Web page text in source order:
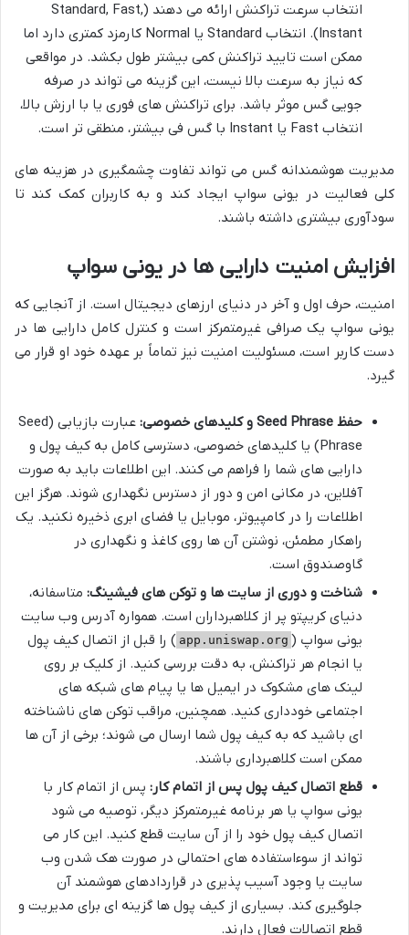
انتخاب سرعت تراکنش ارائه می دهند (Standard, Fast,
Instant). انتخاب Standard یا Normal کارمزد کمتری دارد اما
ممکن است تایید تراکنش کمی بیشتر طول بکشد. در مواقعی
که نیاز به سرعت بالا نیست، این گزینه می تواند در صرفه
جویی گس موثر باشد. برای تراکنش های فوری یا با ارزش بالا،
انتخاب Fast یا Instant با گس فی بیشتر، منطقی تر است.
مدیریت هوشمندانه گس می تواند تفاوت چشمگیری در هزینه های
کلی فعالیت در یونی سواپ ایجاد کند و به کاربران کمک کند تا
سودآوری بیشتری داشته باشند.
افزایش امنیت دارایی ها در یونی سواپ
امنیت، حرف اول و آخر در دنیای ارزهای دیجیتال است. از آنجایی که
یونی سواپ یک صرافی غیرمتمرکز است و کنترل کامل دارایی ها در
دست کاربر است، مسئولیت امنیت نیز تماماً بر عهده خود او قرار می
گیرد.
حفظ Seed Phrase و کلیدهای خصوصی:
عبارت بازیابی (Seed
Phrase) یا کلیدهای خصوصی، دسترسی کامل به کیف پول و
دارایی های شما را فراهم می کنند. این اطلاعات باید به صورت
آفلاین، در مکانی امن و دور از دسترس نگهداری شوند. هرگز این
اطلاعات را در کامپیوتر، موبایل یا فضای ابری ذخیره نکنید. یک
راهکار مطمئن، نوشتن آن ها روی کاغذ و نگهداری در
گاوصندوق است.
شناخت و دوری از سایت ها و توکن های فیشینگ: متاسفانه،
دنیای کریپتو پر از کلاهبرداران است. همواره آدرس وب سایت
یونی سواپ ( app.uniswap.org ) را قبل از اتصال کیف پول
یا انجام هر تراکنش، به دقت بررسی کنید. از کلیک بر روی
لینک های مشکوک در ایمیل ها یا پیام های شبکه های
اجتماعی خودداری کنید. همچنین، مراقب توکن های ناشناخته
ای باشید که به کیف پول شما ارسال می شوند؛ برخی از آن ها
ممکن است کلاهبرداری باشند.
قطع اتصال کیف پول پس از اتمام کار: پس از اتمام کار با
یونی سواپ یا هر برنامه غیرمتمرکز دیگر، توصیه می شود
اتصال کیف پول خود را از آن سایت قطع کنید. این کار می
تواند از سوءاستفاده های احتمالی در صورت هک شدن وب
سایت یا وجود آسیب پذیری در قراردادهای هوشمند آن
جلوگیری کند. بسیاری از کیف پول ها گزینه ای برای مدیریت و
قطع اتصالات فعال دارند.